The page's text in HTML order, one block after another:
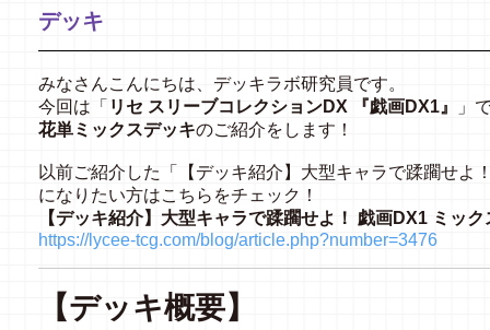
デッキ
みなさんこんにちは、デッキラボ研究員です。
今回は「 リセ スリーブコレクションDX 『戯画DX1』
」
花単ミックスデッキのご紹介をします！
以前ご紹介した「【デッキ紹介】大型キャラで蹂躙せよ
になりたい方はこちらをチェック！
【デッキ紹介】大型キャラで蹂躙せよ！ 戯画DX1 ミッ
https://lycee-tcg.com/blog/article.php?number=3476
【デッキ概要】